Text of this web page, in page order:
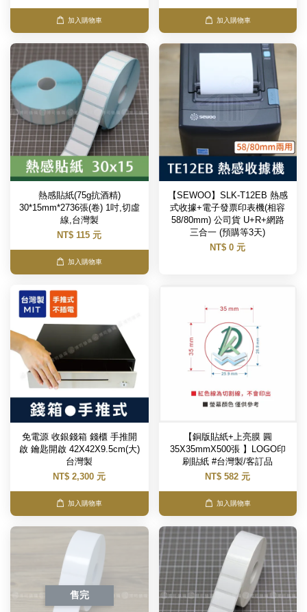
加入購物車 加入購物車
熱感貼紙(75g抗酒精)
30*15mm*2736張(卷) 1吋,切虛
線,台灣製
NT$ 115 元
加入購物車
【SEWOO】SLK-T12EB 熱感
式收據+電子發票印表機(相容
58/80mm) 公司貨 U+R+網路
三合一 (預購等3天)
NT$ 0 元
免電源 收銀錢箱 錢櫃 手推開
啟 鑰匙開啟 42X42X9.5cm(大)
台灣製
NT$ 2,300 元
加入購物車
【銅版貼紙+上亮膜 圓
35X35mmX500張 】LOGO印
刷貼紙 #台灣製/客訂品
NT$ 582 元
加入購物車
售完